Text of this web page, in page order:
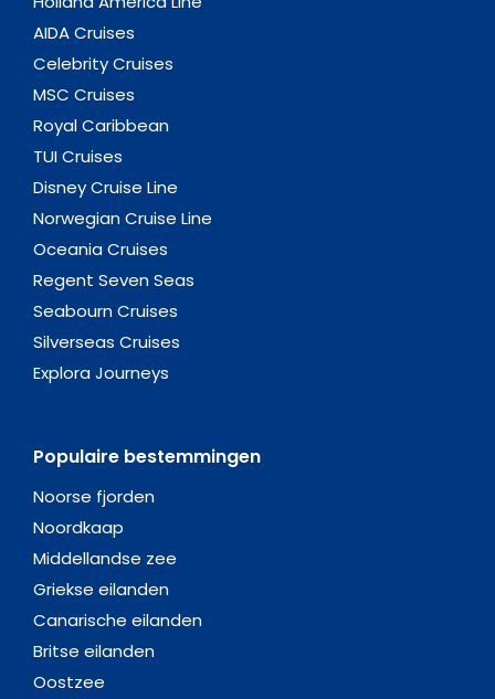
AIDA Cruises
Celebrity Cruises
MSC Cruises
Royal Caribbean
TUI Cruises
Disney Cruise Line
Norwegian Cruise Line
Oceania Cruises
Regent Seven Seas
Seabourn Cruises
Silverseas Cruises
Explora Journeys
Populaire bestemmingen
Noorse fjorden
Noordkaap
Middellandse zee
Griekse eilanden
Canarische eilanden
Britse eilanden
Oostzee